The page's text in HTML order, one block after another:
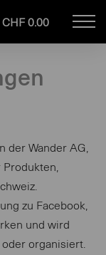
CHF 0.00
der Wander AG,
zu Facebook,
und wird
organisiert.